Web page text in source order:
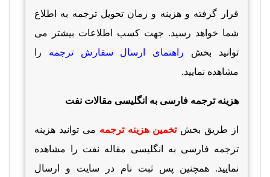
قرار گرفته و هزینه و زمان تحویل ترجمه به اطلاع
شما خواهد رسید. جهت کسب اطلاعات بیشتر می
توانید بخش راهنمای ارسال سفارش ترجمه را
مشاهده نمایید.
هزینه ترجمه فارسی به انگلیسی مقالات نفت
از طریق بخشتخمین هزینه ترجمه می توانید هزینه
ترجمه فارسی به انگلیسی مقاله نفت را مشاهده
نمایید. همچنین پس ثبت نام در سایت و ارسال